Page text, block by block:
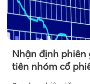
Nhận định phiên
tiên nhóm cổ